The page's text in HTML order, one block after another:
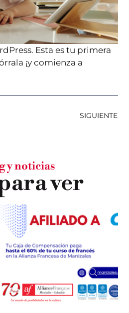
Esta es tu primera
¡y comienza a
SIGUIENTE
y noticias
ver